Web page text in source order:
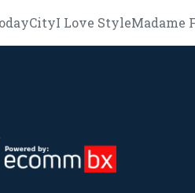
CityI Love StyleMadame